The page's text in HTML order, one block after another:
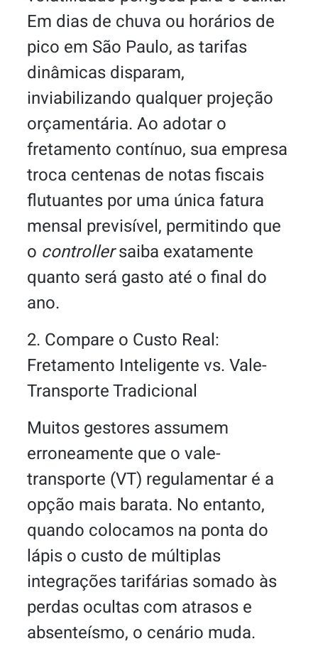
Em dias de chuva ou horários de
pico em São Paulo, as tarifas
dinâmicas disparam,
inviabilizando qualquer projeção
orçamentária. Ao adotar o
fretamento contínuo, sua empresa
troca centenas de notas fiscais
flutuantes por uma única fatura
mensal previsível, permitindo que
o controllersaiba exatamente
quanto será gasto até o final do
ano.
2. Compare o Custo Real:
Fretamento Inteligente vs. Vale-
Transporte Tradicional
Muitos gestores assumem
erroneamente que o vale-
transporte (VT) regulamentar é a
opção mais barata. No entanto,
quando colocamos na ponta do
lápis o custo de múltiplas
integrações tarifárias somado às
perdas ocultas com atrasos e
absenteísmo, o cenário muda.